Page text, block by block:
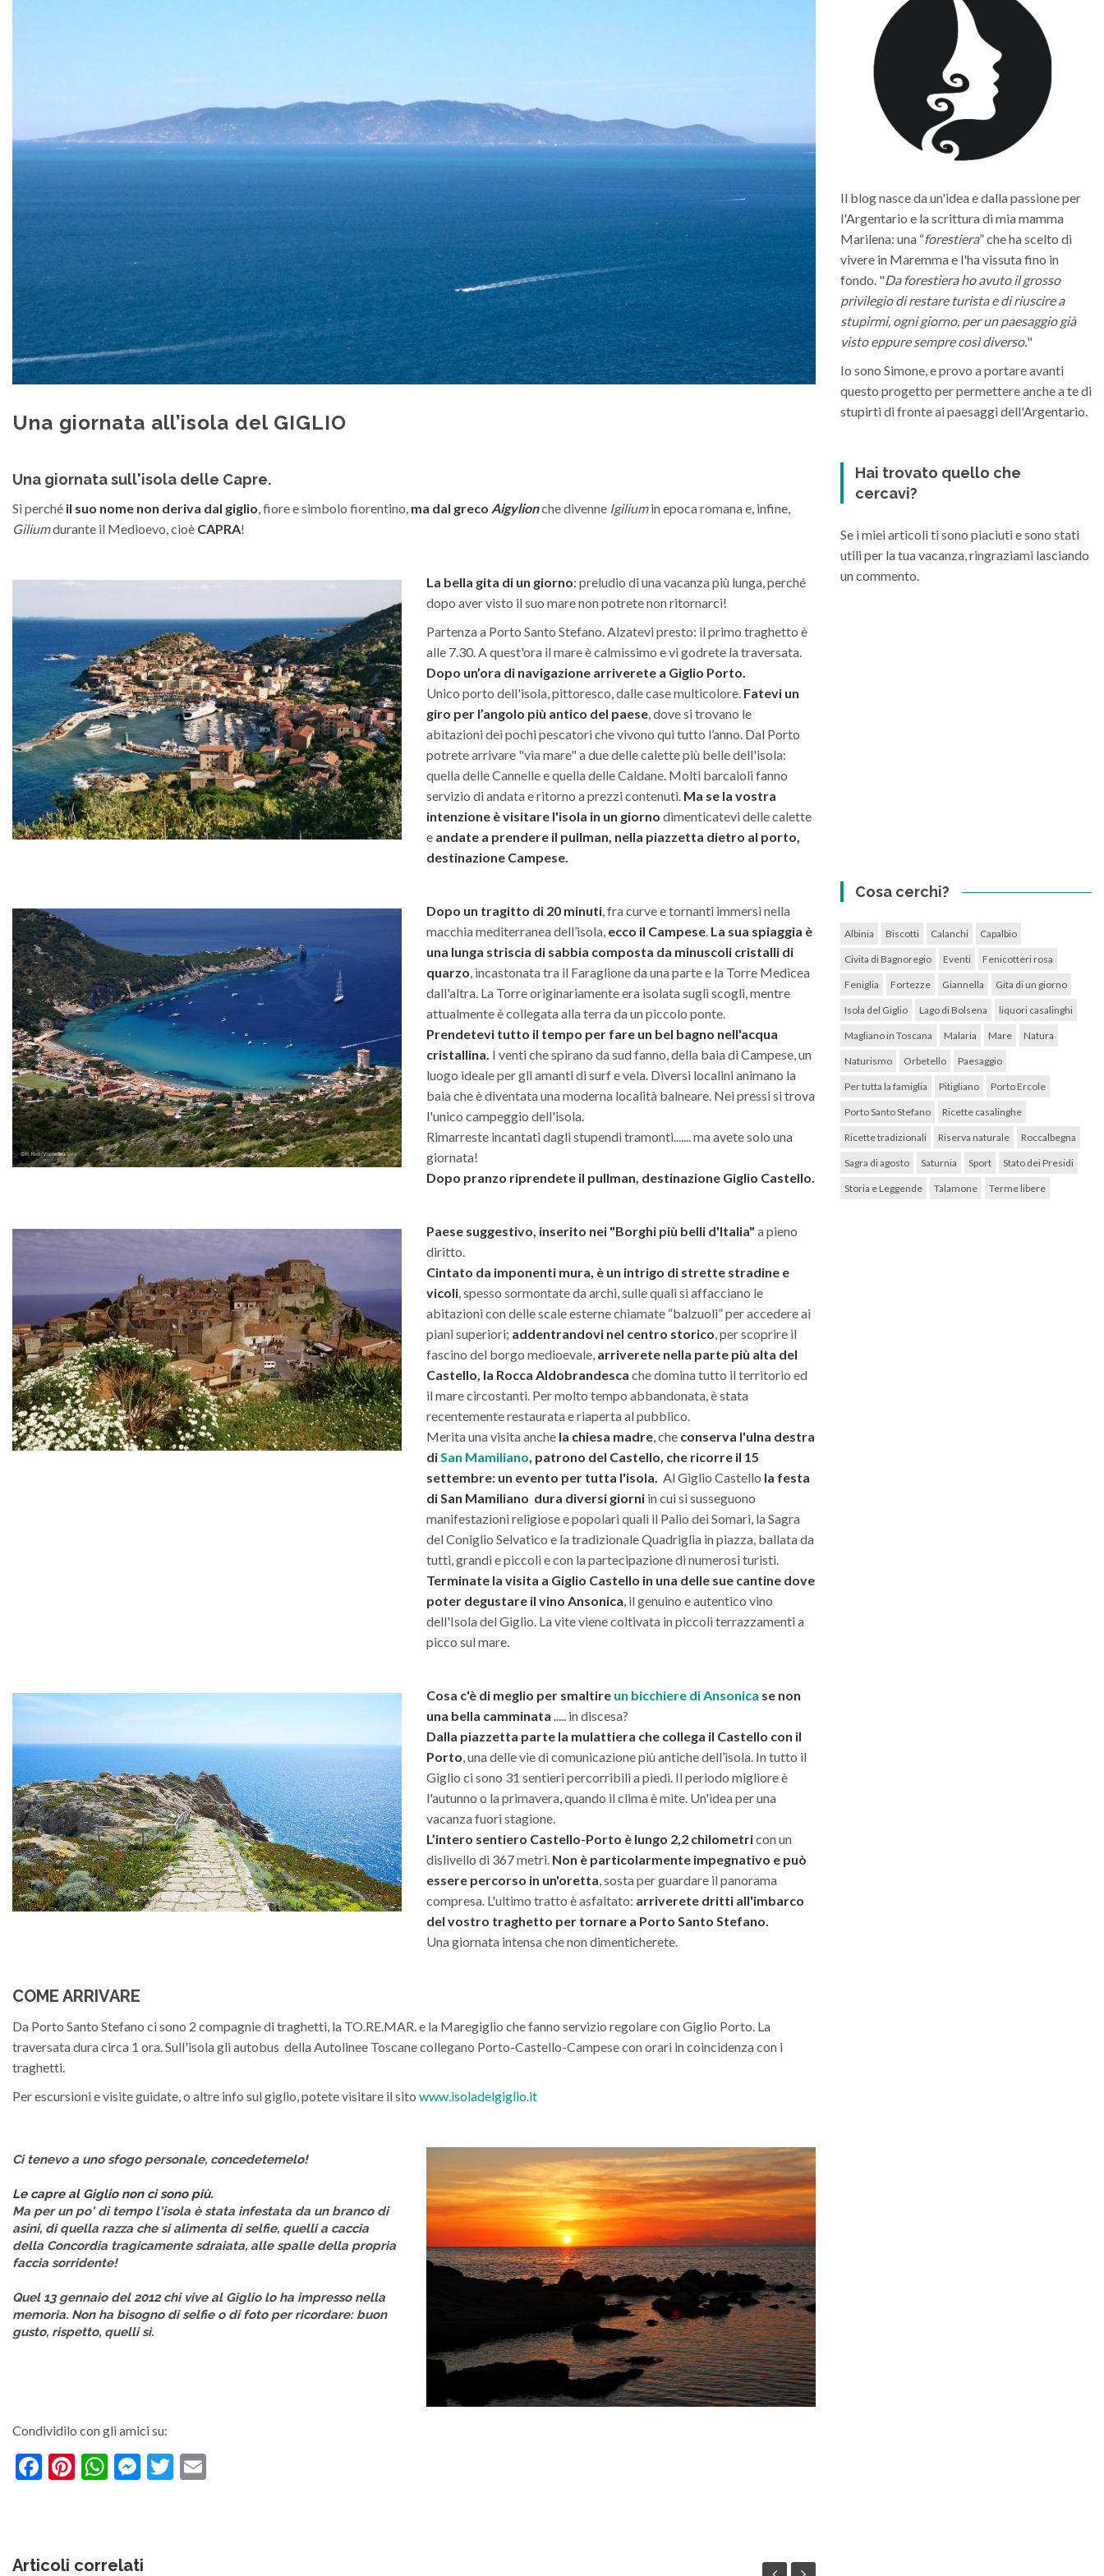
Una giornata all’isola del GIGLIO
Una giornata sull'isola delle Capre.
Sì perché il suo nome non deriva dal giglio , fiore e simbolo fiorentino, ma dal greco Aigylionche divenne Igiliumin epoca romana e, infine,
Giliumdurante il Medioevo, cioè CAPRA!
La bella gita di un giorno: preludio di una vacanza più lunga, perché
dopo aver visto il suo mare non potrete non ritornarci!
Partenza a Porto Santo Stefano. Alzatevi presto: il primo traghetto è
alle 7.30. A quest'ora il mare è calmissimo e vi godrete la traversata.
Dopo un’ora di navigazione arriverete a Giglio Porto.
Unico porto dell'isola, pittoresco, dalle case multicolore. Fatevi un
giro per l’angolo più antico del paese , dove si trovano le
abitazioni dei pochi pescatori che vivono qui tutto l’anno. Dal Porto
potrete arrivare "via mare" a due delle calette più belle dell'isola:
quella delle Cannelle e quella delle Caldane. Molti barcaioli fanno
servizio di andata e ritorno a prezzi contenuti. Ma se la vostra
intenzione è visitare l'isola in un giorno dimenticatevi delle calette
e andate a prendere il pullman, nella piazzetta dietro al porto,
destinazione Campese.
Dopo un tragitto di 20 minuti , fra curve e tornanti immersi nella
macchia mediterranea dell’isola, ecco il Campese La sua spiaggia è
una lunga striscia di sabbia composta da minuscoli cristalli di
quarzo , incastonata tra il Faraglione da una parte e la Torre Medicea
dall'altra. La Torre originariamente era isolata sugli scogli, mentre
attualmente è collegata alla terra da un piccolo ponte.
Prendetevi tutto il tempo per fare un bel bagno nell'acqua
cristallina. I venti che spirano da sud fanno, della baia di Campese, un
luogo ideale per gli amanti di surf e vela. Diversi localini animano la
baia che è diventata una moderna località balneare. Nei pressi si trova
l'unico campeggio dell'isola.
Rimarreste incantati dagli stupendi tramonti....... ma avete solo una
giornata!
Dopo pranzo riprendete il pullman, destinazione Giglio Castello.
Paese suggestivo, inserito nei "Borghi più belli d'Italia" a pieno
diritto.
Cintato da imponenti mura, è un intrigo di strette stradine e
vicoli , spesso sormontate da archi, sulle quali si affacciano le
abitazioni con delle scale esterne chiamate “balzuoli” per accedere ai
piani superiori; addentrandovi nel centro storico , per scoprire il
fascino del borgo medioevale, arriverete nella parte più alta del
Castello, la Rocca Aldobrandesca che domina tutto il territorio ed
il mare circostanti. Per molto tempo abbandonata, è stata
recentemente restaurata e riaperta al pubblico.
Merita una visita anche la chiesa madre , che conserva l'ulna destra
di San Mamiliano , patrono del Castello, che ricorre il 15
settembre: un evento per tutta l'isola.
Al Giglio Castello la festa
di San Mamiliano dura diversi giorni in cui si susseguono
manifestazioni religiose e popolari quali il Palio dei Somari, la Sagra
del Coniglio Selvatico e la tradizionale Quadriglia in piazza, ballata da
tutti, grandi e piccoli e con la partecipazione di numerosi turisti.
Terminate la visita a Giglio Castello in una delle sue cantine dove
poter degustare il vino Ansonica , il genuino e autentico vino
dell'Isola del Giglio. La vite viene coltivata in piccoli terrazzamenti a
picco sul mare.
Cosa c'è di meglio per smaltire un bicchiere di Ansonica se non
una bella camminata ..... in discesa?
Dalla piazzetta parte la mulattiera che collega il Castello con il
Porto , una delle vie di comunicazione più antiche dell’isola. In tutto il
Giglio ci sono 31 sentieri percorribili a piedi. Il periodo migliore è
l'autunno o la primavera, quando il clima è mite. Un'idea per una
vacanza fuori stagione.
L’intero sentiero Castello-Porto è lungo 2,2 chilometricon un
dislivello di 367 metri. Non è particolarmente impegnativo e può
essere percorso in un'oretta , sosta per guardare il panorama
compresa. L'ultimo tratto è asfaltato: arriverete dritti all'imbarco
del vostro traghetto per tornare a Porto Santo Stefano.
Una giornata intensa che non dimenticherete.
COME ARRIVARE
Da Porto Santo Stefano ci sono 2 compagnie di traghetti, la TO.RE.MAR. e la Maregiglio che fanno servizio regolare con Giglio Porto. La
traversata dura circa 1 ora. Sull'isola gli autobus della Autolinee Toscane collegano Porto-Castello-Campese con orari in coincidenza con i
traghetti.
Per escursioni e visite guidate, o altre info sul giglio, potete visitare il sito www.isoladelgiglio.it
Ci tenevo a uno sfogo personale, concedetemelo!
Le capre al Giglio non ci sono più.
Ma per un po' di tempo l'isola è stata infestata da un branco di
asini, di quella razza che si alimenta di selfie, quelli a caccia
della Concordia tragicamente sdraiata, alle spalle della propria
faccia sorridente!
Quel 13 gennaio del 2012 chi vive al Giglio lo ha impresso nella
memoria. Non ha bisogno di selfie o di foto per ricordare: buon
gusto, rispetto, quelli sì.
Condividilo con gli amici su:
Facebook
Pinterest
WhatsApp
Messenger
Twitter
Articoli correlati
Il blog nasce da un'idea e dalla passione per
l'Argentario e la scrittura di mia mamma
Marilena: una “forestiera” che ha scelto di
vivere in Maremma e l'ha vissuta fino in
fondo. "Da forestiera ho avuto il grosso
privilegio di restare turista e di riuscire a
stupirmi, ogni giorno, per un paesaggio già
visto eppure sempre così diverso."
Io sono Simone, e provo a portare avanti
questo progetto per permettere anche a te di
stupirti di fronte ai paesaggi dell'Argentario.
Hai trovato quello che
cercavi?
Se i miei articoli ti sono piaciuti e sono stati
utili per la tua vacanza, ringraziami lasciando
un commento.
Cosa cerchi?
Albinia Biscotti Calanchi Capalbio
Civita di Bagnoregio Eventi Fenicotteri rosa
Feniglia Fortezze Giannella Gita di un giorno
Isola del Giglio Lago di Bolsena liquori casalinghi
Magliano in Toscana Malaria Mare Natura
Naturismo Orbetello Paesaggio
Per tutta la famiglia Pitigliano Porto Ercole
Porto Santo Stefano Ricette casalinghe
Ricette tradizionali Riserva naturale Roccalbegna
Sagra di agosto Saturnia Sport Stato dei Presidi
Storia e Leggende Talamone Terme libere